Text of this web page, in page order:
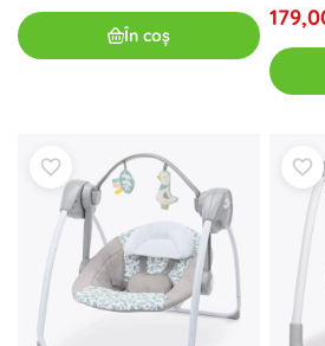
În coș